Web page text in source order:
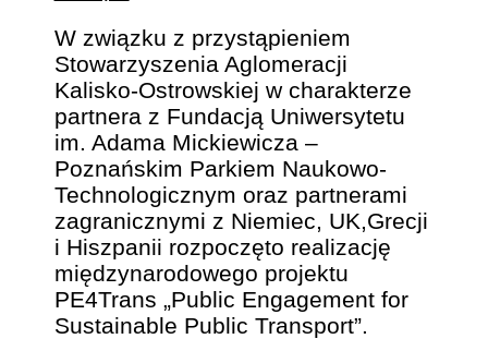
W związku z przystąpieniem
Stowarzyszenia Aglomeracji
Kalisko-Ostrowskiej w charakterze
partnera z Fundacją Uniwersytetu
im. Adama Mickiewicza –
Poznańskim Parkiem Naukowo-
Technologicznym oraz partnerami
zagranicznymi z Niemiec, UK,Grecji
i Hiszpanii rozpoczęto realizację
międzynarodowego projektu
PE4Trans „Public Engagement for
Sustainable Public Transport”.